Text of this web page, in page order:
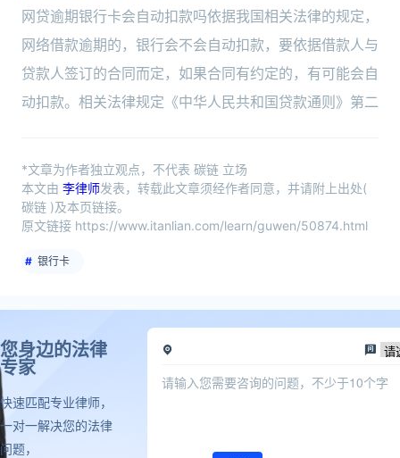
网贷逾期银行卡会自动扣款吗依据我国相关法律的规定，
网络借款逾期的，银行会不会自动扣款，要依据借款人与
贷款人签订的合同而定，如果合同有约定的，有可能会自
动扣款。相关法律规定《中华人民共和国贷款通则》第二
*文章为作者独立观点，不代表 碳链 立场
本文由 李律师发表，转载此文章须经作者同意，并请附上出处(
碳链 )及本页链接。
原文链接 https://www.itanlian.com/learn/guwen/50874.html
银行卡
您身边的法律
专家
快速匹配专业律师，
一对一解决您的法律
问题，